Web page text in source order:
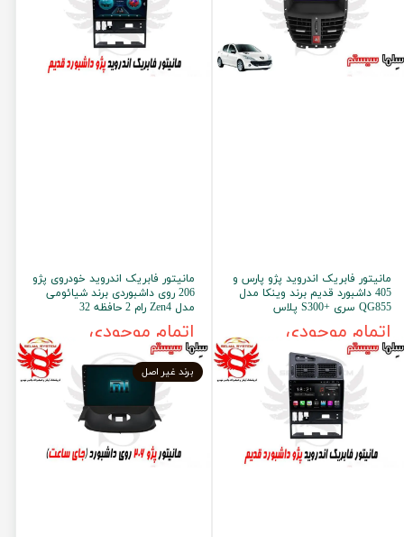
مانیتور فابریک اندروید پژو پارس و
405 داشبورد قدیم برند وینکا مدل
QG855 سری +S300 پلاس
اتمام موجودی
مانیتور فابریک اندروید خودروی پژو
206 روی داشبوردی برند شیائومی
مدل Zen4 رام 2 حافظه 32
اتمام موجودی
برند غیر اصل